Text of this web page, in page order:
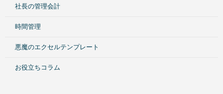
社長の管理会計
時間管理
悪魔のエクセルテンプレート
お役立ちコラム